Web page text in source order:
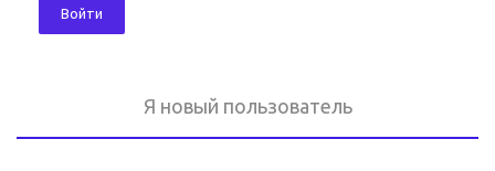
Войти
Я новый пользователь